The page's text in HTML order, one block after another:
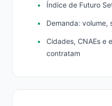
Índice de Futuro
Demanda: volume,
Cidades, CNAEs e
contratam